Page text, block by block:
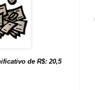
de R$: 20,5